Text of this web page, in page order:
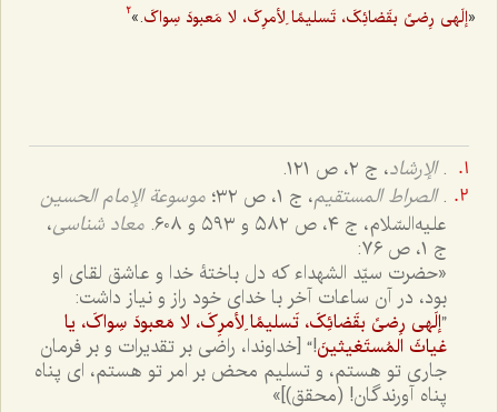
«إلَهى رِضىً بقَضائِکَ، تَسلیمًا لِأمرِکَ، لا مَعبودَ سِواکَ.»
2
.الإرشاد، ج ‌۲، ص ۱۲۱.
.الصراط المستقیم، ج ١، ص ٣٢؛
موسوعة الإمام الحسین
علیه‌السّلام، ج ٤، ص ٥٨٢ و ٥٩٣ و ٦٠٨.
معاد شناسی،
ج ١، ص ٧٦:
«حضرت سیّد الشهداء که دل باختۀ خدا و عاشق لقاى او
بود، در آن ساعات آخر با خداى خود راز و نیاز داشت:
”إلَهى رِضىً بقَضائِکَ، تَسلیمًا لِأمرِکَ، لا مَعبودَ سِواکَ، یا
غیاثَ المُستَغیثینَ!“ [خداوندا، راضی بر تقدیرات و بر فرمان
جارى تو هستم، و تسلیم محض بر امر تو هستم، اى پناه
پناه آورندگان! (محقق)]»